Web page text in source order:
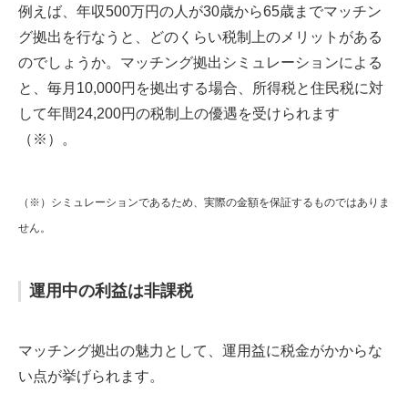
例えば、年収500万円の人が30歳から65歳までマッチン
グ拠出を行なうと、どのくらい税制上のメリットがある
のでしょうか。マッチング拠出シミュレーションによる
と、毎月10,000円を拠出する場合、所得税と住民税に対
して年間24,200円の税制上の優遇を受けられます
（※）。
（※）シミュレーションであるため、実際の金額を保証するものではありま
せん。
運用中の利益は非課税
マッチング拠出の魅力として、運用益に税金がかからな
い点が挙げられます。